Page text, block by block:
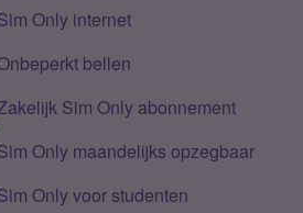
Only internet
bellen
Sim Only abonnement
Only maandelijks opzegbaar
Only voor studenten